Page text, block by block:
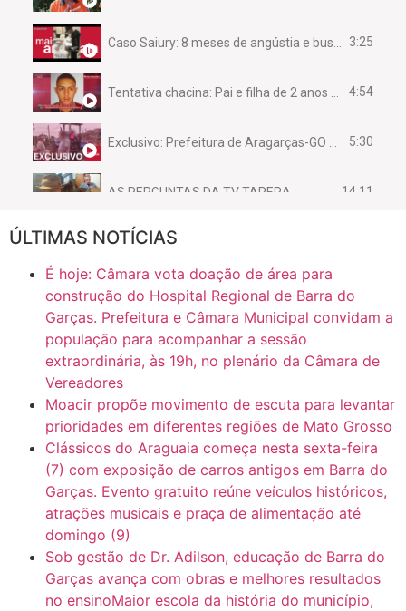
3:25
4:54
5:30
AS PERGUNTAS DA TV TAPERA 14:11
CASO SAIURY - SEM CORTES
Mini Ginásio de Aragarças- Só a bo$ta 6:31
ÚLTIMAS NOTÍCIAS
É hoje: Câmara vota doação de área para
construção do Hospital Regional de Barra do
Garças. Prefeitura e Câmara Municipal convidam a
população para acompanhar a sessão
extraordinária, às 19h, no plenário da Câmara de
Vereadores
Moacir propõe movimento de escuta para levantar
prioridades em diferentes regiões de Mato Grosso
Clássicos do Araguaia começa nesta sexta-feira
(7) com exposição de carros antigos em Barra do
Garças. Evento gratuito reúne veículos históricos,
atrações musicais e praça de alimentação até
domingo (9)
Sob gestão de Dr. Adilson, educação de Barra do
Garças avança com obras e melhores resultados
no ensinoMaior escola da história do município,